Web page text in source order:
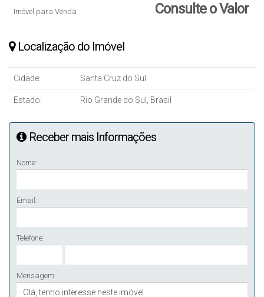
Consulte o Valor
Imóvel para Venda
Localização do Imóvel
Cidade: Santa Cruz do Sul
Estado: Rio Grande do Sul, Brasil
Receber mais Informações
Nome:
Email:
Telefone:
Mensagem: